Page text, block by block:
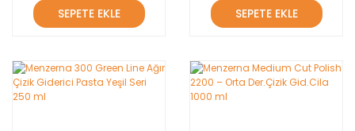
SEPETE EKLE SEPETE EKLE